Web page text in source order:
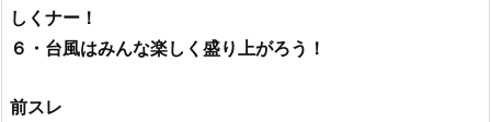
しくナー！
６・台風はみんな楽しく盛り上がろう！
前スレ